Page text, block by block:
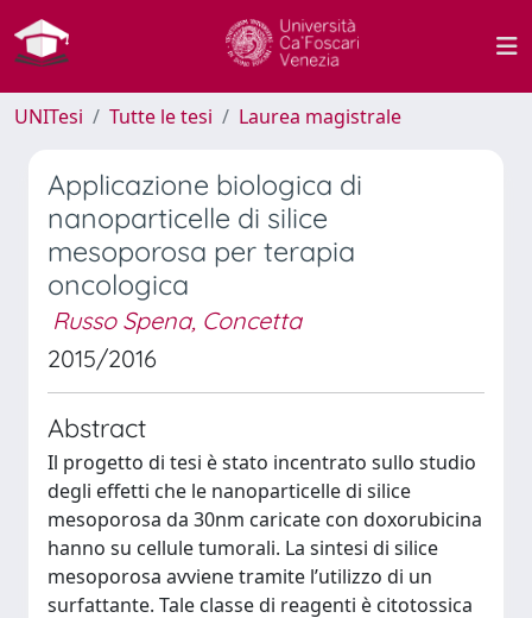
UNITesi Tutte le tesi Laurea magistrale
Applicazione biologica di
nanoparticelle di silice
mesoporosa per terapia
oncologica
Russo Spena, Concetta
2015/2016
Abstract
Il progetto di tesi è stato incentrato sullo studio
degli effetti che le nanoparticelle di silice
mesoporosa da 30nm caricate con doxorubicina
hanno su cellule tumorali. La sintesi di silice
mesoporosa avviene tramite l’utilizzo di un
surfattante. Tale classe di reagenti è citotossica